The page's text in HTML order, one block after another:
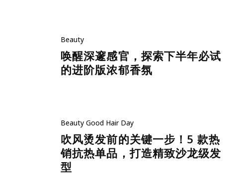
Beauty
唤醒深邃感官，探索下半年必试
的进阶版浓郁香氛
Beauty Good Hair Day
吹风烫发前的关键一步！5 款热
销抗热单品，打造精致沙龙级发
型